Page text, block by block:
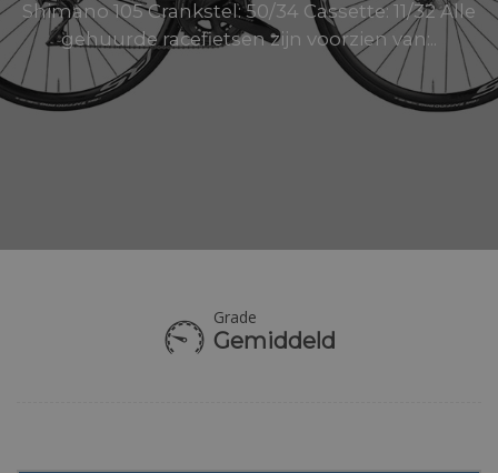
Shimano 105 Crankstel: 50/34 Cassette: 11/32 Alle
gehuurde racefietsen zijn voorzien van:..
Grade
Gemiddeld